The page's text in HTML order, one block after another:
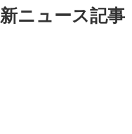
ニュース記事